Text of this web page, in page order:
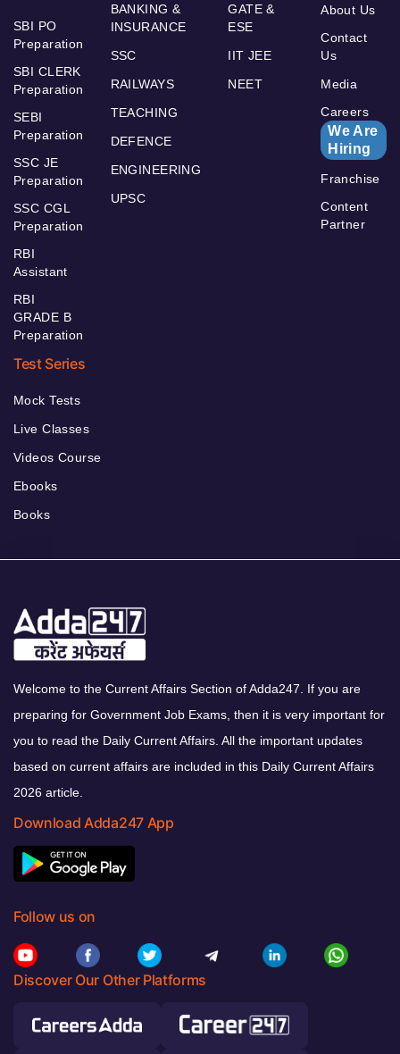
SBI PO
Preparation
SBI CLERK
Preparation
SEBI
Preparation
SSC JE
Preparation
SSC CGL
Preparation
RBI
Assistant
RBI
GRADE B
Preparation
BANKING &
INSURANCE
SSC
RAILWAYS
TEACHING
DEFENCE
ENGINEERING
UPSC
GATE &
ESE
IIT JEE
NEET
About Us
Contact
Us
Media
Careers
We Are
Hiring
Franchise
Content
Partner
Test Series
Mock Tests
Live Classes
Videos Course
Ebooks
Books
Welcome to the Current Affairs Section of Adda247. If you are
preparing for Government Job Exams, then it is very important for
you to read the Daily Current Affairs. All the important updates
based on current affairs are included in this Daily Current Affairs
2026 article.
Download Adda247 App
Follow us on
Discover Our Other Platforms